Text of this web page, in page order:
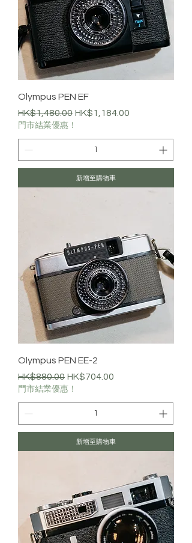
Olympus PEN EF
一般價格
HK$1,480.00 促銷價格
HK$1,184.00
門市結業優惠！
新增至購物車
Olympus PEN EE-2
一般價格
HK$880.00 促銷價格
HK$704.00
門市結業優惠！
新增至購物車